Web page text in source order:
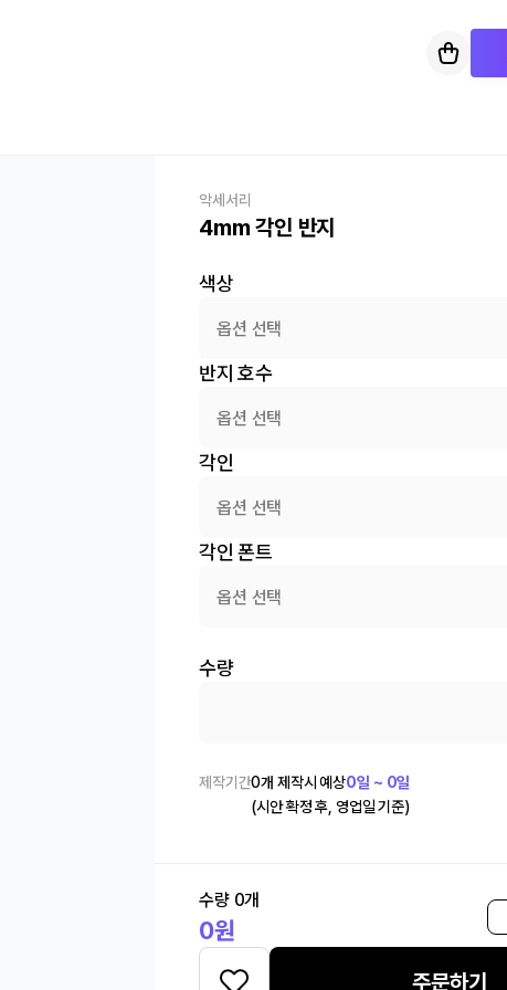
악세서리
4mm 각인 반지
색상
옵션 선택
반지 호수
옵션 선택
각인
옵션 선택
각인 폰트
옵션 선택
수량
제작기간0개 제작시 예상0일 ~ 0일
(시안 확정 후, 영업일 기준)
수량 0개
0원
주문하기